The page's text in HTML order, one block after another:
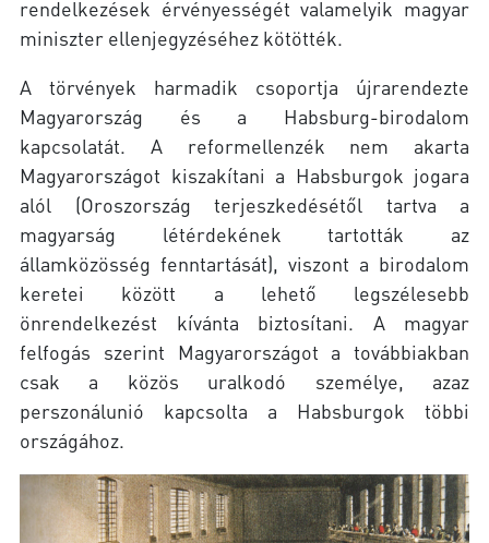
rendelkezések érvényességét valamelyik magyar
miniszter ellenjegyzéséhez kötötték.
A törvények harmadik csoportja újrarendezte
Magyarország és a Habsburg-birodalom
kapcsolatát. A reformellenzék nem akarta
Magyarországot kiszakítani a Habsburgok jogara
alól (Oroszország terjeszkedésétől tartva a
magyarság létérdekének tartották az
államközösség fenntartását), viszont a birodalom
keretei között a lehető legszélesebb
önrendelkezést kívánta biztosítani. A magyar
felfogás szerint Magyarországot a továbbiakban
csak a közös uralkodó személye, azaz
perszonálunió kapcsolta a Habsburgok többi
országához.